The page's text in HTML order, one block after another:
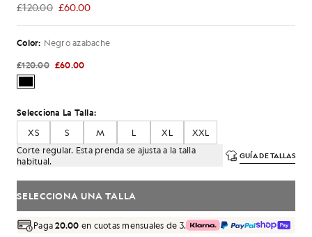
£120.00 £60.00
£60.00
Color: Negro azabache
£120.00 £60.00
Selecciona La Talla:
XS
S M L XL
XXL
Corte regular. Esta prenda se ajusta a la talla
habitual.
GUÍA DE TALLAS
SELECCIONA UNA TALLA
Paga20.00 en cuotas mensuales de 3.